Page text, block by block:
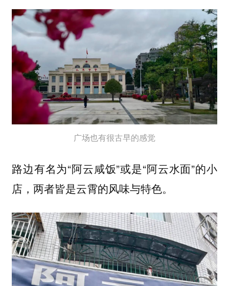
广场也有很古早的感觉
路边有名为“阿云咸饭”或是“阿云水面”的小
店，两者皆是云霄的风味与特色。